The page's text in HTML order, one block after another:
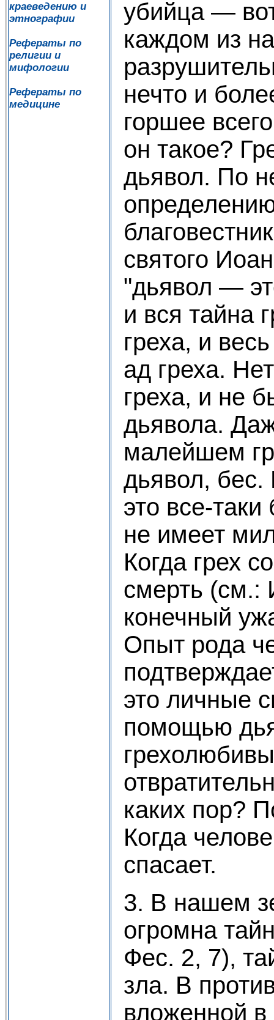
краеведению и
этнографии
Рефераты по
религии и
мифологии
Рефераты по
медицине
убийца —
каждом из
нечто и
горшее
он такое?
дьявол. По
святого
"дьявол —
и вся тайна
греха, и
ад греха.
греха, и не
дьявола.
малейшем
дьявол, бес.
это все-
не имеет
Когда грех
смерть (см.:
конечный
Опыт рода
это личные
помощью
каких пор?
Когда
спасает.
3. В нашем
огромна
Фес. 2, 7),
зла. В
вложенной в